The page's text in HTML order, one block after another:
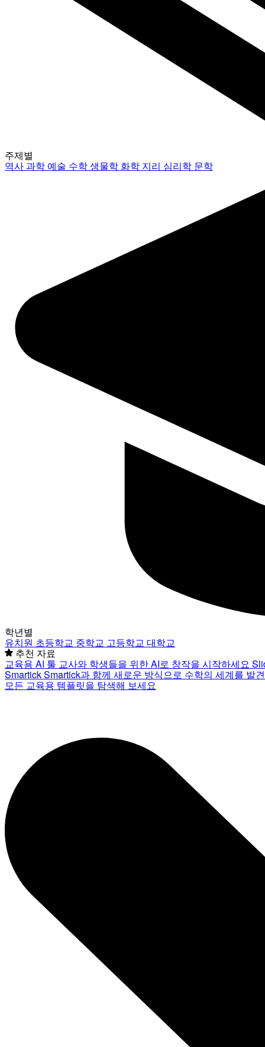
주제별
역사과학 예술 수학생물학 화학 지리 심리학 문학
학년별
유치원 초등학교 중학교 고등학교 대학교
추천 자료
교육용 AI 툴 교사와 학생들을 위한 AI로 창작을 시작하세요
SmartickSmartick과 함께 새로운 방식으로 수학의 세계를 발
모든 교육용 템플릿을 탐색해 보세요